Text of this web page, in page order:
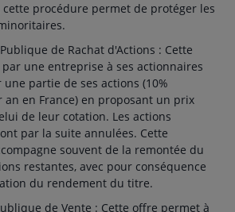
cette procédure permet de protéger les
de Rachat d'Actions : Cette
une entreprise à ses actionnaires
partie de ses actions (10%
an en France) en proposant un prix
de leur cotation. Les actions
par la suite annulées. Cette
souvent de la remontée du
restantes, avec pour conséquence
du rendement du titre.
de Vente : Cette offre permet à